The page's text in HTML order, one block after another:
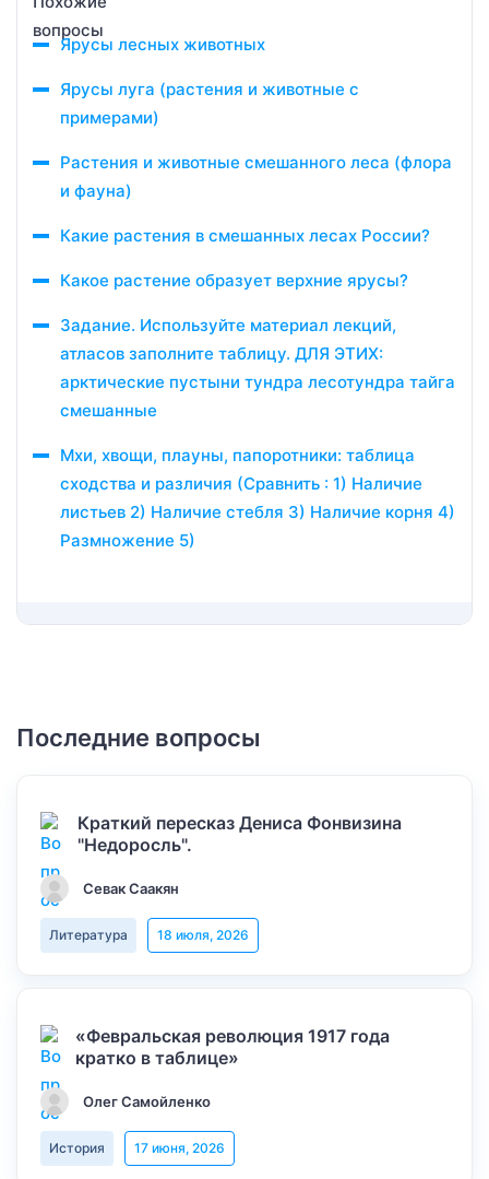
Ярусы лесных животных
Ярусы луга (растения и животные с
примерами)
Растения и животные смешанного леса (флора
и фауна)
Какие растения в смешанных лесах России?
Какое растение образует верхние ярусы?
Задание. Используйте материал лекций,
атласов заполните таблицу. ДЛЯ ЭТИХ:
арктические пустыни тундра лесотундра тайга
смешанные
Мхи, хвощи, плауны, папоротники: таблица
сходства и различия (Сравнить : 1) Наличие
листьев 2) Наличие стебля 3) Наличие корня 4)
Размножение 5)
Последние вопросы
Краткий пересказ Дениса Фонвизина
"Недоросль".
Севак Саакян
Литература 18 июля, 2026
«Февральская революция 1917 года
кратко в таблице»
Олег Самойленко
История 17 июня, 2026